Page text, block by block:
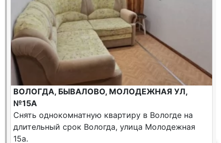
ВОЛОГДА, БЫВАЛОВО, МОЛОДЕЖНАЯ УЛ,
№15А
Снять однокомнатную квартиру в Вологде на
длительный срок Вологда, улица Молодежная
15а.